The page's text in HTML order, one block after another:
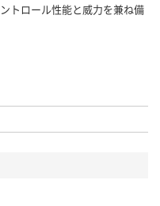
トロール性能と威力を兼ね備